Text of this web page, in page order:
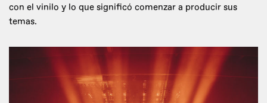
con el vinilo y lo que significó comenzar a producir sus
temas.